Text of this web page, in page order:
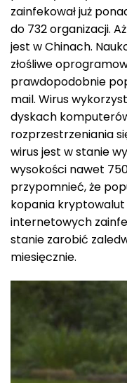
zainfekował już
do 732 organizacji.
jest w Chinach.
złośliwe
prawdopodobnie
mail. Wirus
dyskach
rozprzestrzeniania
wirus jest w stanie
wysokości nawet
przypomnieć, że
kopania
internetowych
stanie zarobić
miesięcznie.